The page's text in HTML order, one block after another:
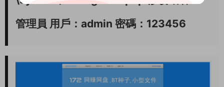
管理員 用戶：admin 密碼：123456